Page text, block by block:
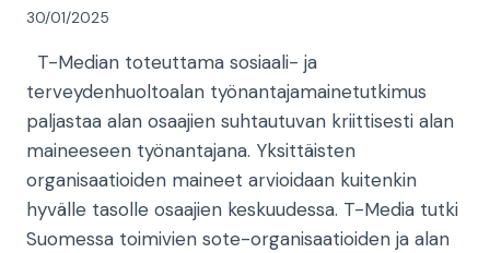
30/01/2025
T-Median toteuttama sosiaali- ja
terveydenhuoltoalan työnantajamainetutkimus
paljastaa alan osaajien suhtautuvan kriittisesti alan
maineeseen työnantajana. Yksittäisten
organisaatioiden maineet arvioidaan kuitenkin
hyvälle tasolle osaajien keskuudessa. T-Media tutki
Suomessa toimivien sote-organisaatioiden ja alan